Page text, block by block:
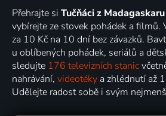
Přehrajte si Tučňáci z
vybírejte ze stovek pohádek a filmů.
za 10 Kč na 10 dní bez závazků.
u oblíbených pohádek, seriálů a
sledujte 176 televizních stanic
nahrávání, videotéky a zhlédnutí až
Udělejte radost sobě i svým